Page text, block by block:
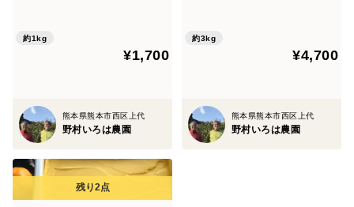
約1kg
¥1,700
熊本県熊本市西区上代
野村いろは農園
約3kg
¥4,700
熊本県熊本市西区上代
野村いろは農園